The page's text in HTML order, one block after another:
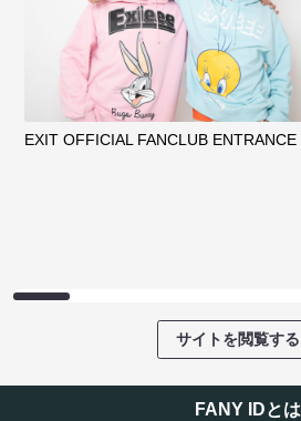
EXIT OFFICIAL FANCLUB ENTRANCE
サイトを閲覧する
FANY IDとは